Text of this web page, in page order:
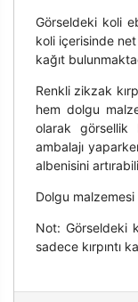
Görseldeki koli
koli içerisinde net
kağıt
Renkli zikzak
hem dolgu
olarak görsellik
ambalajı
albenisini
Dolgu
Not: Görseldeki
sadece kırpıntı